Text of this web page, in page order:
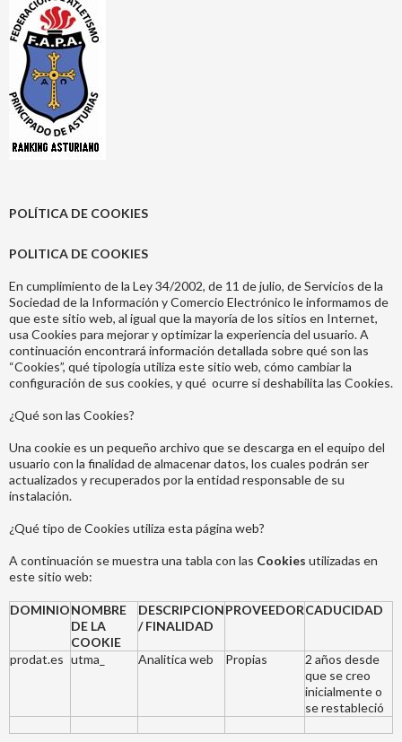
POLÍTICA DE COOKIES
POLITICA DE COOKIES
En cumplimiento de la Ley 34/2002, de 11 de julio, de Servicios de la
Sociedad de la Información y Comercio Electrónico le informamos de
que este sitio web, al igual que la mayoría de los sitios en Internet,
usa Cookies para mejorar y optimizar la experiencia del usuario. A
continuación encontrará información detallada sobre qué son las
“Cookies”, qué tipología utiliza este sitio web, cómo cambiar la
configuración de sus cookies, y qué ocurre si deshabilita las Cookies.
¿Qué son las Cookies?
Una cookie es un pequeño archivo que se descarga en el equipo del
usuario con la finalidad de almacenar datos, los cuales podrán ser
actualizados y recuperados por la entidad responsable de su
instalación.
¿Qué tipo de Cookies utiliza esta página web?
A continuación se muestra una tabla con las Cookies utilizadas en
este sitio web:
DOMINIONOMBRE
DE LA
COOKIE
DESCRIPCION
/ FINALIDAD
PROVEEDORCADUCIDAD
prodat.es utma_ Analitica web Propias
2 años desde
que se creo
inicialmente o
se restableció